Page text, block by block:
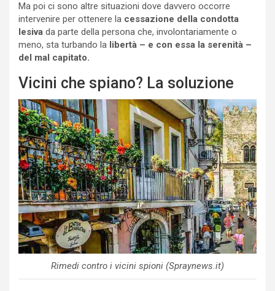
Ma poi ci sono altre situazioni dove davvero occorre
intervenire per ottenere la cessazione della condotta
lesiva da parte della persona che, involontariamente o
meno, sta turbando la libertà – e con essa la serenità –
del mal capitato.
Vicini che spiano? La soluzione
Rimedi contro i vicini spioni (Spraynews.it)